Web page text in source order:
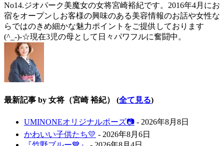
No14.ジオパーク美魔女の女将宮崎裕紀です。2016年4月にお
宿をオープンしお客様の興味のある美容情報のお話や女性な
らではのきめ細かな魅力ポイントをご提供しております
(^_-)-☆現在3児の母として日々パワフルに奮闘中。
最新記事 by 女将（宮崎 裕紀） (全て見る)
UMINONEオリジナルポーズ📷 - 2026年8月8日
かわいい子供たち💛 - 2026年8月6日